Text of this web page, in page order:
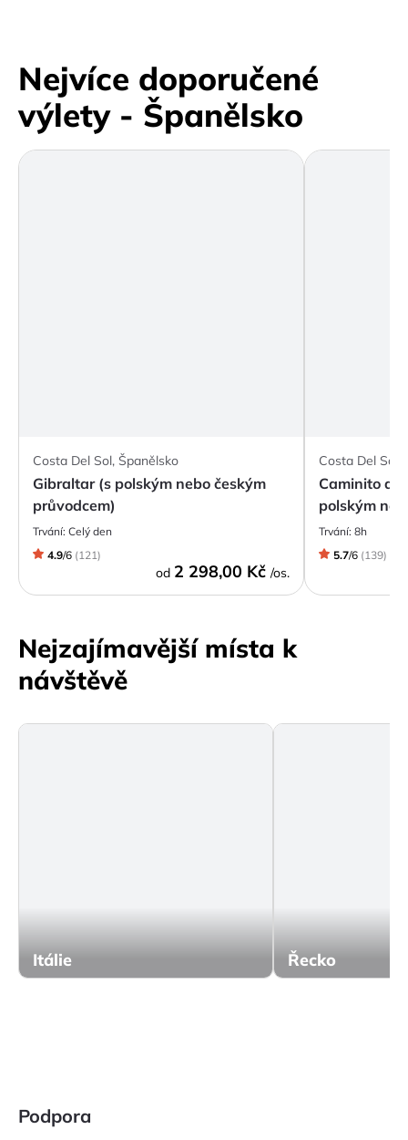
Nejvíce doporučené
výlety - Španělsko
Costa Del Sol, Španělsko
Gibraltar (s polským nebo českým
průvodcem)
Trvání: Celý den
4.9/6 (121)
od 2 298,00 Kč /os.
Costa Del Sol,
Caminito
polským
Trvání: 8h
5.7/6 (139)
Nejzajímavější místa k
návštěvě
Itálie Řecko
Podpora